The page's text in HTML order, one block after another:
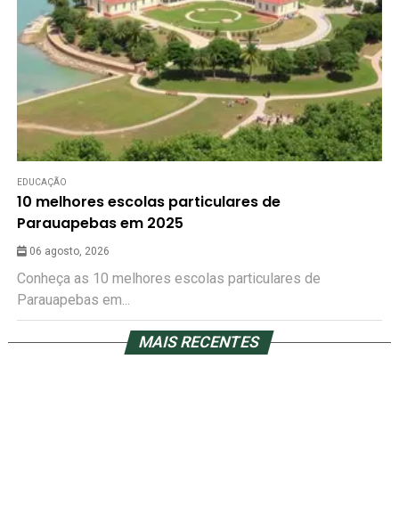
EDUCAÇÃO
10 melhores escolas particulares de
Parauapebas em 2025
06 agosto, 2026
Conheça as 10 melhores escolas particulares de
Parauapebas em...
MAIS RECENTES